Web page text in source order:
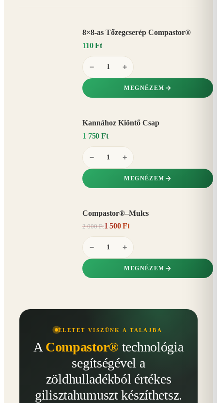
8×8-as Tőzegcserép Compastor®
110 Ft
− +
MEGNÉZEM
Kannához Kiöntő Csap
1 750 Ft
− +
MEGNÉZEM
Compastor®–Mulcs
2 000 Ft1 500 Ft
− +
MEGNÉZEM
ÉLETET VISZÜNK A TALAJBA
A Compastor® technológia
segítségével a
zöldhulladékból értékes
gilisztahumuszt készíthetsz.